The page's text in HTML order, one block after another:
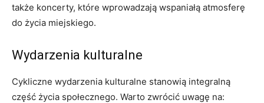
także koncerty, które wprowadzają wspaniałą atmosferę
do życia miejskiego.
Wydarzenia kulturalne
Cykliczne wydarzenia kulturalne stanowią integralną
część życia społecznego. Warto zwrócić uwagę na: